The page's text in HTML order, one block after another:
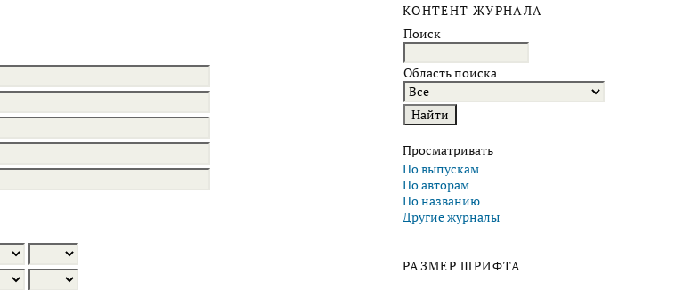
КОНТЕНТ ЖУРНАЛА
Поиск
Область поиска
Просматривать
По выпускам
По авторам
По названию
Другие журналы
РАЗМЕР ШРИФТА